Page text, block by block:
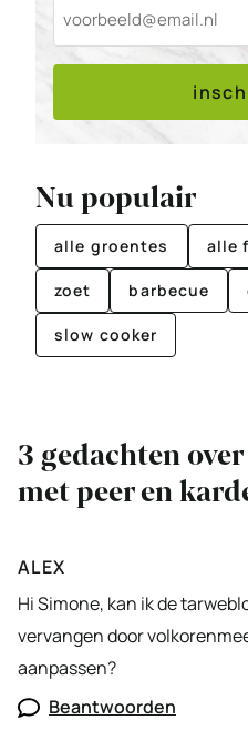
Nu populair
alle groentes alle
zoet barbecue
slow cooker
3 gedachten
met peer en
ALEX
Hi Simone, kan ik de
vervangen door
aanpassen?
Beantwoorden